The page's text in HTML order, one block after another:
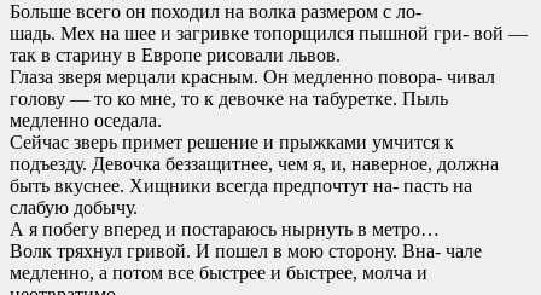
Больше всего он походил на волка размером с ло-
шадь. Мех на шее и загривке топорщился пышной гри- вой —
так в старину в Европе рисовали львов.
Глаза зверя мерцали красным. Он медленно повора- чивал
голову — то ко мне, то к девочке на табуретке. Пыль
медленно оседала.
Сейчас зверь примет решение и прыжками умчится к
подъезду. Девочка беззащитнее, чем я, и, наверное, должна
быть вкуснее. Хищники всегда предпочтут на- пасть на
слабую добычу.
А я побегу вперед и постараюсь нырнуть в метро…
Волк тряхнул гривой. И пошел в мою сторону. Вна- чале
медленно, а потом все быстрее и быстрее, молча и